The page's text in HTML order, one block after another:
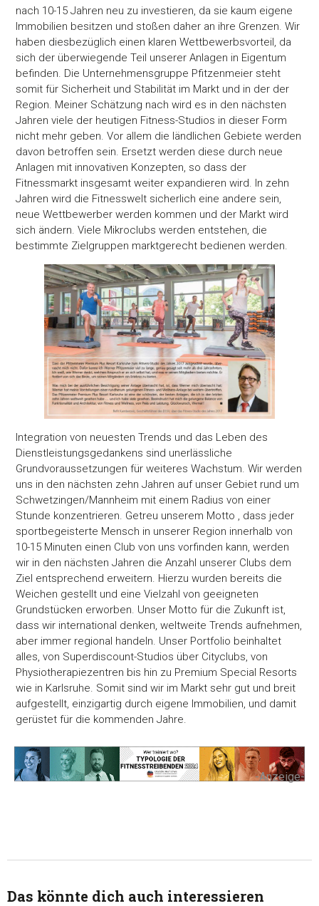
Zustimmung Über
Diese Webseite verwendet Cookies
Wir verwenden Cookies, um Inhalte und Anzeigen zu
personalisieren, Funktionen für soziale Medien anbieten zu
und die Zugriffe auf unsere Website zu analysieren.
geben wir Informationen zu Ihrer Verwendung unserer
unsere Partner für soziale Medien, Werbung und Analysen
weiteren Daten zusammen, die Sie ihnen bereitgestellt
die sie im Rahmen Ihrer Nutzung der Dienste gesammelt
Präferenzen
nach 10-15 Jahren neu zu investieren, da sie kaum eigene
Immobilien besitzen und stoßen daher an ihre Grenzen. Wir
haben diesbezüglich einen klaren Wettbewerbsvorteil, da
sich der überwiegende Teil unserer Anlagen in Eigentum
befinden. Die Unternehmensgruppe Pfitzenmeier steht
somit für Sicherheit und Stabilität im Markt und in der der
Region. Meiner Schätzung nach wird es in den nächsten
Jahren viele der heutigen Fitness-Studios in dieser Form
nicht mehr geben. Vor allem die ländlichen Gebiete werden
davon betroffen sein. Ersetzt werden diese durch neue
Anlagen mit innovativen Konzepten, so dass der
Fitnessmarkt insgesamt weiter expandieren wird. In zehn
Jahren wird die Fitnesswelt sicherlich eine andere sein,
neue Wettbewerber werden kommen und der Markt wird
sich ändern. Viele Mikroclubs werden entstehen, die
bestimmte Zielgruppen marktgerecht bedienen werden.
Integration von neuesten Trends und das Leben des
Dienstleistungsgedankens sind unerlässliche
Grundvoraussetzungen für weiteres Wachstum. Wir werden
uns in den nächsten zehn Jahren auf unser Gebiet rund um
Schwetzingen/Mannheim mit einem Radius von einer
Stunde konzentrieren. Getreu unserem Motto , dass jeder
sportbegeisterte Mensch in unserer Region innerhalb von
10-15 Minuten einen Club von uns vorfinden kann, werden
wir in den nächsten Jahren die Anzahl unserer Clubs dem
Ziel entsprechend erweitern. Hierzu wurden bereits die
Weichen gestellt und eine Vielzahl von geeigneten
Grundstücken erworben. Unser Motto für die Zukunft ist,
dass wir international denken, weltweite Trends aufnehmen,
aber immer regional handeln. Unser Portfolio beinhaltet
alles, von Superdiscount-Studios über Cityclubs, von
Physiotherapiezentren bis hin zu Premium Special Resorts
wie in Karlsruhe. Somit sind wir im Markt sehr gut und breit
aufgestellt, einzigartig durch eigene Immobilien, und damit
gerüstet für die kommenden Jahre.
-Anzeige-
Das könnte dich auch interessieren